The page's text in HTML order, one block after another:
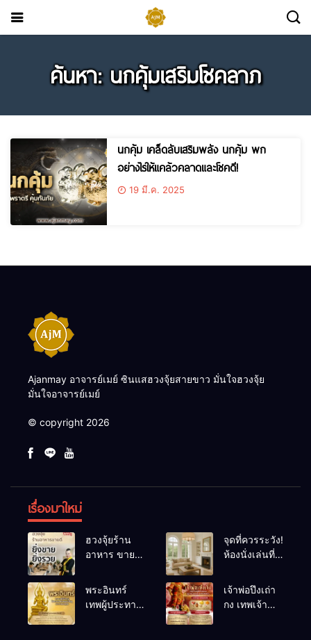
ค้นหา: นกคุ้มเสริมโชคลาภ
นกคุ้ม เคล็ดลับเสริมพลัง นกคุ้ม พก
อย่างไรให้แคล้วคลาดและโชคดี!
19 มี.ค. 2025
Ajanmay อาจารย์เมย์ ซินแสฮวงจุ้ยสายขาว มั่นใจฮวงจุ้ย
มั่นใจอาจารย์เมย์
© copyright 2026
เรื่องมาใหม่
ฮวงจุ้ยร้าน
อาหาร ขายดี
เคล็ดลับปรับ
ดวง ปรับร้าน
ให้ลูกค้าแน่น
จุดที่ควรระวัง!
ห้องนั่งเล่นที่
พลังชีวิต
พระอินทร์
เทพผู้ประทาน
เจ้าพ่อปึงเถ่า
กง เทพเจ้า